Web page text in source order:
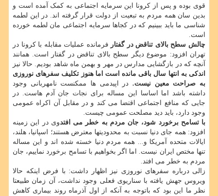
قوی بوده و پس از کرونا این سرمایه اجتماعی به کمک آمده است و
بدین سان همه مردم به تبعیت از دولت قرار گرفته اند. در این لطمه
شناسی ما باید ببینیم که در کجاها سرمایه اجتماعی مان لطمه خورده
است.
چالش سطح بالای تناقض در گفتار فرمانده عملیات مقابله با کرونا در
تهران افزود: موضوع دیگر سطح بالای تناقض در گفتار است. همانند
آنچه که در بازگشایی مدارس در مهر و بهمن ماه شاهد بودیم. حالا نیز
اندکی به انتها سال باقی مانده است اما هنوز تکلیف سفرهای نوروزی
به صراحت معین نیست. در اپیدمی ها ممکنست نامهربانی وجود
داشته باشد اما اساسا این مساله برای نجات جان آدم هاست. در
جایی که منافع اجتماعی اقتضا می کند و در مقابل آن اکراه عمومی
وجود دارد، باید دید مصلحت عمومی چیست.
با تسامح برخورد شود، جان مردم به خطر می افتدوی در این زمینه
افزود: همه جای دنیا نسبت به محدودیتها معترض هستند؛ اسپانیا، هلند،
ایالات متحده آمریکا و... همه مردم دنیا خسته شده اند و این مساله
تنها مختص ایران نیست. اما اگر بخواهیم با تسامح برخورد نماییم، جان
مردم به خطر می افتد.
زالی درباره سفرهای نوروزی نیز اظهار داشت: با فرض اینکه حالا
ویروس جهش یافته با سناریوی فعلی وجود نداشت، آن زمان طبیعتا
نظر ما این بود که باتوجه به آنکه از اول آذرماه روند بیماری کاهش